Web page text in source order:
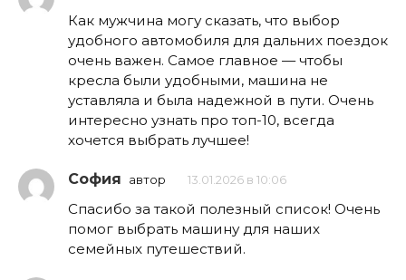
Как мужчина могу сказать, что выбор
удобного автомобиля для дальних поездок
очень важен. Самое главное — чтобы
кресла были удобными, машина не
уставляла и была надежной в пути. Очень
интересно узнать про топ-10, всегда
хочется выбрать лучшее!
София автор 13.01.2026 в 10:06
Спасибо за такой полезный список! Очень
помог выбрать машину для наших
семейных путешествий.